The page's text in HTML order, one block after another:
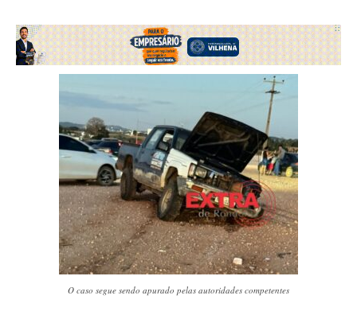
O caso segue sendo apurado pelas autoridades competentes